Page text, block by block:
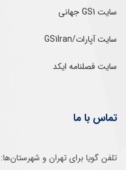
سایت GS1 جهانی
سایت آپارات/GS1Iran
سایت فصلنامه ایکد
تماس با ما
تلفن‌ گویا برای‌ تهران‌‌ و‌ شهرستان‌ها:‌ ۵۲۱۲۴ ،۰۲۱۵۲۳۸۴۰۰۰